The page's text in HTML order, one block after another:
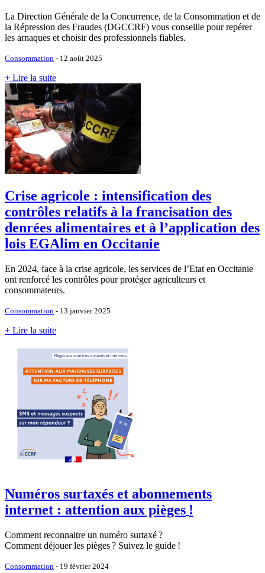
La Direction Générale de la Concurrence, de la Consommation et de
la Répression des Fraudes (DGCCRF) vous conseille pour repérer
les arnaques et choisir des professionnels fiables.
Consommation - 12 août 2025
+ Lire la suite
Crise agricole : intensification des
contrôles relatifs à la francisation des
denrées alimentaires et à l’application des
lois EGAlim en Occitanie
En 2024, face à la crise agricole, les services de l’Etat en Occitanie
ont renforcé les contrôles pour protéger agriculteurs et
consommateurs.
Consommation - 13 janvier 2025
+ Lire la suite
Numéros surtaxés et abonnements
internet : attention aux pièges !
Comment reconnaitre un numéro surtaxé?
Comment déjouer les pièges? Suivez le guide !
Consommation - 19 février 2024